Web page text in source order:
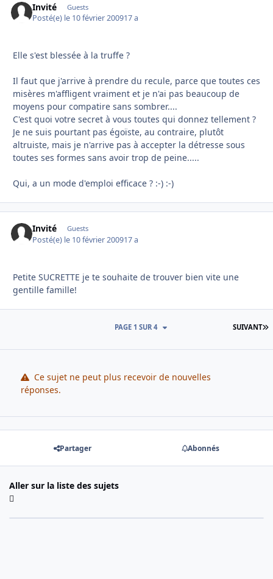
Invité Guests
Posté(e) le 10 février 200917 a
Elle s'est blessée à la truffe ?
Il faut que j'arrive à prendre du recule, parce que toutes ces
misères m'affligent vraiment et je n'ai pas beaucoup de
moyens pour compatire sans sombrer....
C'est quoi votre secret à vous toutes qui donnez tellement ?
Je ne suis pourtant pas égoïste, au contraire, plutôt
altruiste, mais je n'arrive pas à accepter la détresse sous
toutes ses formes sans avoir trop de peine.....
Qui, a un mode d'emploi efficace ? :-) :-)
Invité Guests
Posté(e) le 10 février 200917 a
Petite SUCRETTE je te souhaite de trouver bien vite une
gentille famille!
SUIVANT
PAGE 1 SUR 4
Ce sujet ne peut plus recevoir de nouvelles
réponses.
Partager Abonnés
Aller sur la liste des sujets